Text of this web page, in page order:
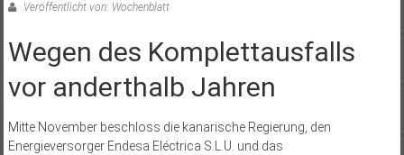
Veröffentlicht von: Wochenblatt
Wegen des Komplettausfalls
vor anderthalb Jahren
Mitte November beschloss die kanarische Regierung, den
Energieversorger Endesa Eléc­­trica S.L.U. und das